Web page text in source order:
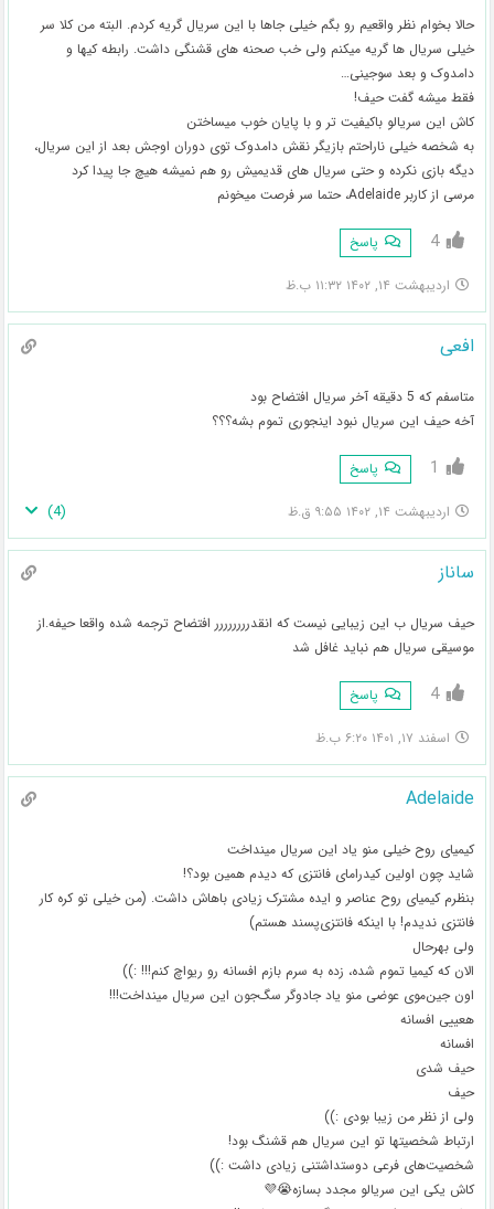
حالا بخوام نظر واقعیم رو بگم خیلی جاها با این سریال گریه کردم. البته من کلا سر
خیلی سریال ها گریه میکنم ولی خب صحنه های قشنگی داشت. رابطه کیها و
دامدوک و بعد سوجینی…
فقط میشه گفت حیف!
کاش این سریالو باکیفیت تر و با پایان خوب میساختن
به شخصه خیلی ناراحتم بازیگر نقش دامدوک توی دوران اوجش بعد از این سریال،
دیگه بازی نکرده و حتی سریال های قدیمیش رو هم نمیشه هیچ جا پیدا کرد
مرسی از کاربر Adelaide، حتما سر فرصت میخونم
4 پاسخ
اردیبهشت ۱۴, ۱۴۰۲ ۱۱:۳۲ ب.ظ
افعی
متاسفم که 5 دقیقه آخر سریال افتضاح بود
آخه حیف این سریال نبود اینجوری تموم بشه؟؟؟
1 پاسخ
اردیبهشت ۱۴, ۱۴۰۲ ۹:۵۵ ق.ظ (
4
)
ساناز
حیف سریال ب این زیبایی نیست که انقدرررررررر افتضاح ترجمه شده واقعا حیفه.از
موسیقی سریال هم نباید غافل شد
4 پاسخ
اسفند ۱۷, ۱۴۰۱ ۶:۲۰ ب.ظ
Adelaide
کیمیای روح خیلی منو یاد این سریال مینداخت
شاید چون اولین کیدرامای فانتزی که دیدم همین بود؟!
بنظرم کیمیای روح عناصر و ایده مشترک زیادی باهاش داشت. (من خیلی تو کره کار
فانتزی ندیدم! با اینکه فانتزی‌پسند هستم)
ولی بهرحال
الان که کیمیا تموم شده، زده به سرم بازم افسانه رو ریواچ کنم!!! :))
اون جین‌موی عوضی منو یاد جادوگر سگ‌جون این سریال مینداخت!!!
هعییی افسانه
افسانه
حیف شدی
حیف
ولی از نظر من زیبا بودی :))
ارتباط شخصیتها تو این سریال هم قشنگ بود!
شخصیت‌های فرعی دوستداشتنی زیادی داشت :))
کاش یکی این سریالو مجدد بسازه😭💜